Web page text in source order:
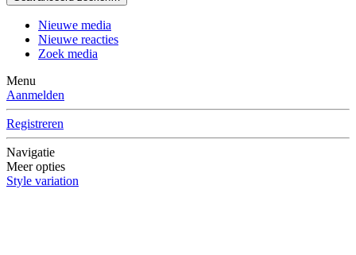
Nieuwe media
Nieuwe reacties
Zoek media
Menu
Aanmelden
Registreren
Navigatie
Meer opties
Style variation